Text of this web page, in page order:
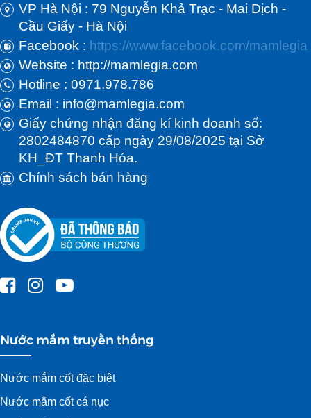
VP Hà Nội : 79 Nguyễn Khả Trạc - Mai Dịch -
Cầu Giấy - Hà Nội
Facebook : https://www.facebook.com/mamlegia
Website : http://mamlegia.com
Hotline : 0971.978.786
Email : info@mamlegia.com
Giấy chứng nhận đăng kí kinh doanh số:
2802484870 cấp ngày 29/08/2025 tại Sở
KH_ĐT Thanh Hóa.
Chính sách bán hàng
Nước mắm truyền thống
Nước mắm cốt đặc biệt
Nước mắm cốt cá nục